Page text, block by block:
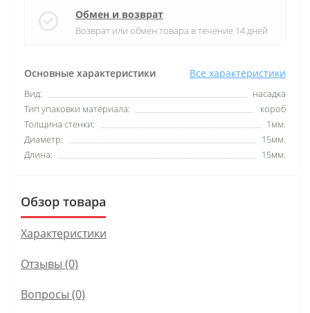
Основные характеристики Все характеристики
Вид:
насадка
Тип упаковки материала:
короб
Толщина стенки:
1мм.
Диаметр:
15мм.
Длина:
15мм.
Обмен и возврат
Возврат или обмен товара в течение 14 дней
Обзор товара
Характеристики
Отзывы (0)
Вопросы (0)